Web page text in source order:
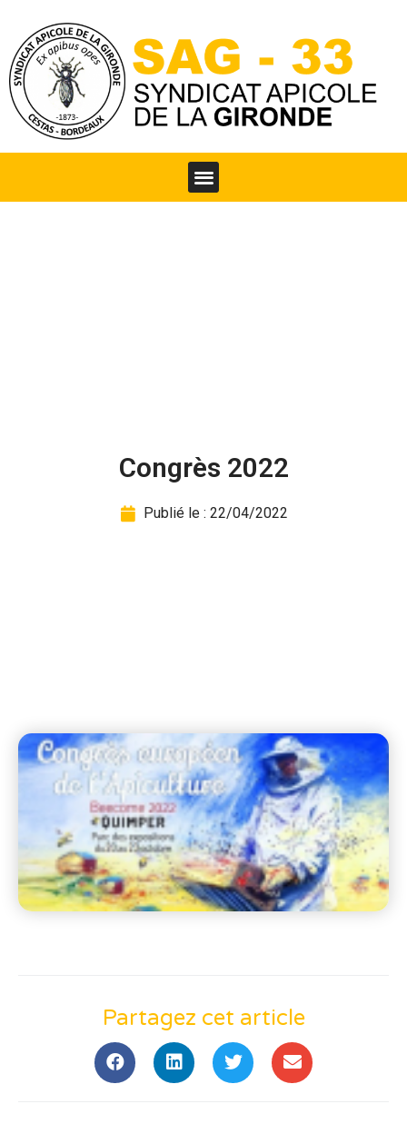
Congrès 2022
Publié le : 22/04/2022
Partagez cet article